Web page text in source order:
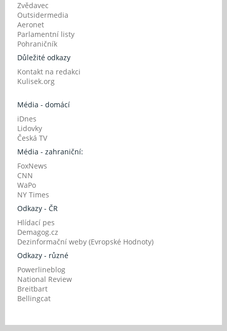
Zvědavec
Outsidermedia
Aeronet
Parlamentní listy
Pohraničník
Důležité odkazy
Kontakt na redakci
Kulisek.org
Média - domácí
iDnes
Lidovky
Česká TV
Média - zahraniční:
FoxNews
CNN
WaPo
NY Times
Odkazy - ČR
Hlídací pes
Demagog.cz
Dezinformační weby (Evropské Hodnoty)
Odkazy - různé
Powerlineblog
National Review
Breitbart
Bellingcat